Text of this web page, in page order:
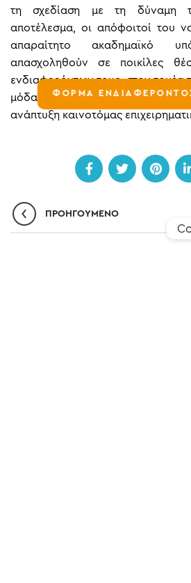
ΦΟΡΜΑ
τη σχεδίαση με τη δύναμη
αποτέλεσμα, οι απόφοιτοί του
απαραίτητο ακαδημαϊκό
απασχοληθούν σε ποικίλες
ενδιαφερόντων τους, στον τομέα
μόδας, αλλά και όλα τα
ανάπτυξη καινοτόμας
ΠΡΟΗΓΟΎΜΕΝΟ